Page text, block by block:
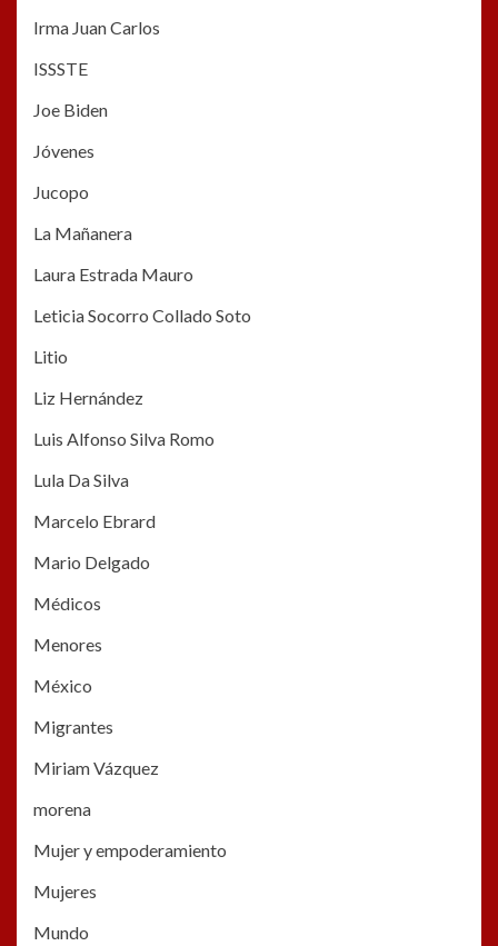
Irma Juan Carlos
ISSSTE
Joe Biden
Jóvenes
Jucopo
La Mañanera
Laura Estrada Mauro
Leticia Socorro Collado Soto
Litio
Liz Hernández
Luis Alfonso Silva Romo
Lula Da Silva
Marcelo Ebrard
Mario Delgado
Médicos
Menores
México
Migrantes
Miriam Vázquez
morena
Mujer y empoderamiento
Mujeres
Mundo